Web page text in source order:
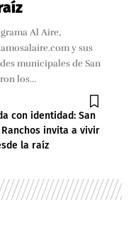
Al Aire,
y sus
municipales de San
los…
con identidad: San
invita a vivir
la raíz